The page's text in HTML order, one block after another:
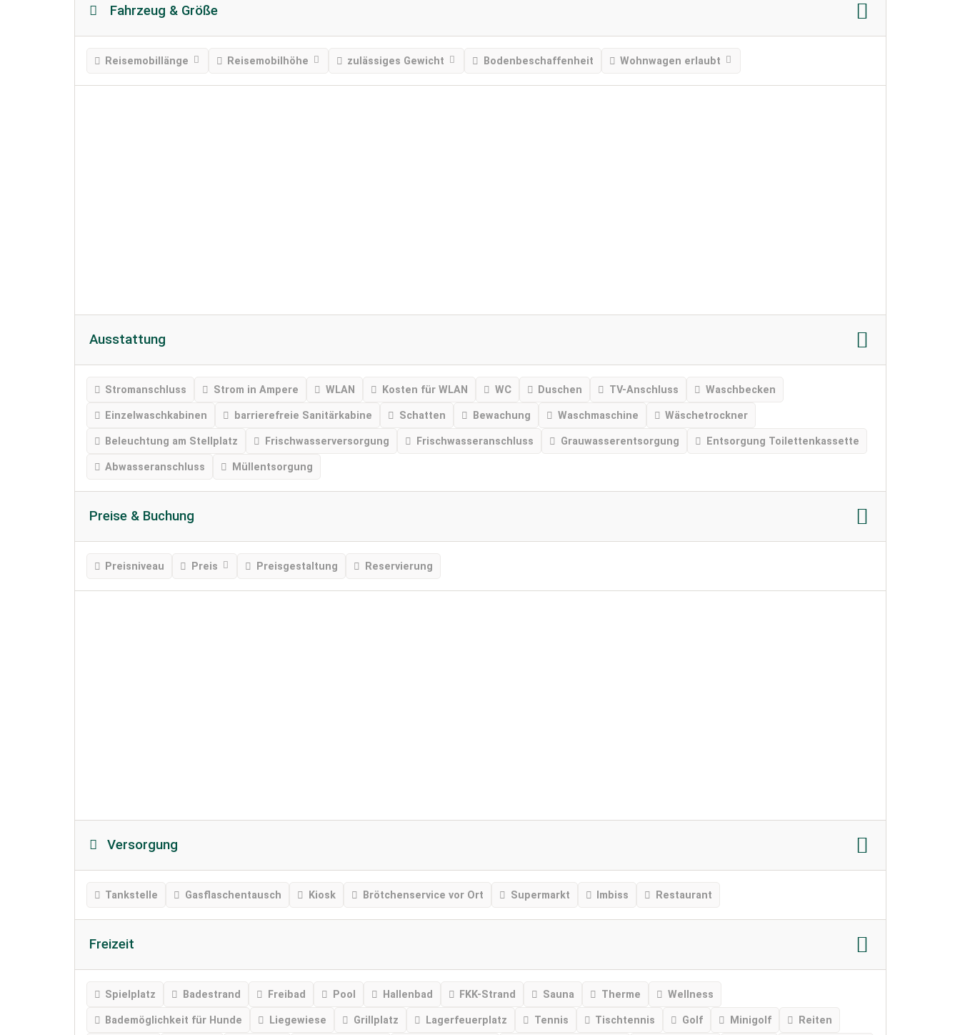
Fahrzeug & Größe
Reisemobillänge Reisemobilhöhe zulässiges Gewicht Bodenbeschaffenheit Wohnwagen erlaubt
Ausstattung
Stromanschluss Strom in Ampere WLAN Kosten für WLAN WC Duschen TV-Anschluss Waschbecken
Einzelwaschkabinen barrierefreie Sanitärkabine Schatten Bewachung Waschmaschine Wäschetrockner
Beleuchtung am Stellplatz Frischwasserversorgung Frischwasseranschluss Grauwasserentsorgung Entsorgung Toilettenkassette
Abwasseranschluss Müllentsorgung
Preise & Buchung
Preisniveau Preis Preisgestaltung Reservierung
Versorgung
Tankstelle Gasflaschentausch Kiosk Brötchenservice vor Ort Supermarkt Imbiss Restaurant
Freizeit
Spielplatz Badestrand Freibad Pool Hallenbad FKK-Strand Sauna Therme Wellness
Bademöglichkeit für Hunde Liegewiese Grillplatz Lagerfeuerplatz Tennis Tischtennis Golf Minigolf Reiten